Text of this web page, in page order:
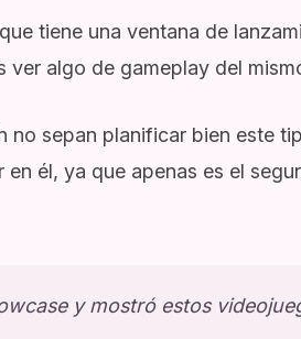
tiene una ventana de
ver algo de gameplay del
no sepan planificar bien este
él, ya que apenas es el
y mostró estos